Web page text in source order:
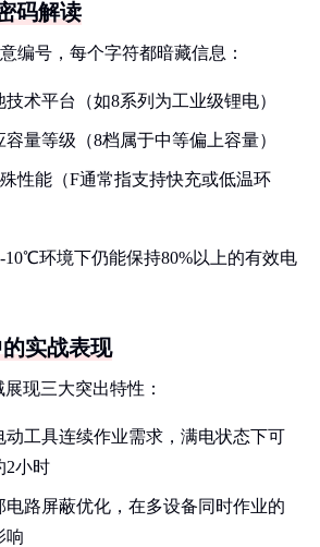
码解读
编号，每个字符都暗藏信息：
技术平台（如8系列为工业级锂电）
容量等级（8档属于中等偏上容量）
殊性能（F通常指支持快充或低温环
10℃环境下仍能保持80%以上的有效电
实战表现
现三大突出特性：
动工具连续作业需求，满电状态下可
2小时
电路屏蔽优化，在多设备同时作业的
响